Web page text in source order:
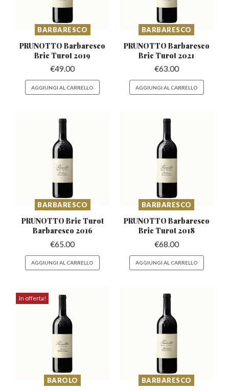
BARBARESCO
PRUNOTTO Barbaresco
Bric Turot 2019
€49.00
AGGIUNGI AL CARRELLO
BARBARESCO
PRUNOTTO Barbaresco
Bric Turot 2021
€63.00
AGGIUNGI AL CARRELLO
BARBARESCO
PRUNOTTO Bric Turot
Barbaresco 2016
€65.00
AGGIUNGI AL CARRELLO
BARBARESCO
PRUNOTTO Barbaresco
Bric Turot 2018
€68.00
AGGIUNGI AL CARRELLO
In offerta!
BAROLO BARBARESCO